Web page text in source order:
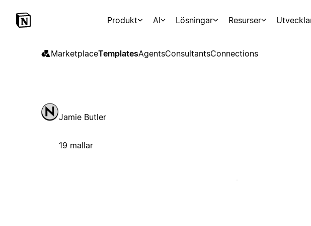
Produkt AI Lösningar Resurser
MarketplaceTemplatesAgentsConsultantsConnections
Jamie Butler
19 mallar